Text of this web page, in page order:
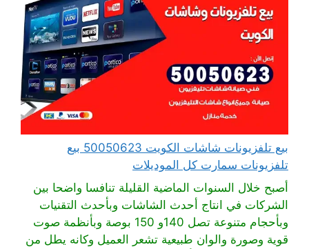
بيع تلفزيونات شاشات الكويت 50050623 بيع
تلفزيونات سمارت كل الموديلات
أصبح خلال السنوات الماضية القليلة تنافسا واضحا بين
الشركات في انتاج أحدث الشاشات وبأحدث التقنيات
وبأحجام متنوعة تصل 140و 150 بوصة وبأنظمة صوت
قوية وصورة والوان طبيعية تشعر العميل وكانه يطل من